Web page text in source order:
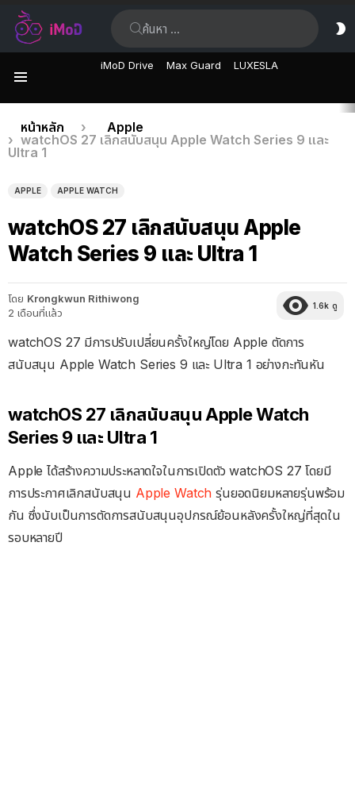
iMoD Drive Max Guard LUXESLA
เรื่อง
ล่าสุด
คุณอยู่ที่นี่:
หน้าหลัก
Apple
watchOS 27 เลิกสนับสนุน Apple Watch Series 9 และ
Ultra 1
APPLE APPLE WATCH
watchOS 27 เลิกสนับสนุน Apple
Watch Series 9 และ Ultra 1
โดย Krongkwun Rithiwong
2 เดือนที่แล้ว
1.6k ดู
watchOS 27 มีการปรับเปลี่ยนครั้งใหญ่โดย Apple ตัดการ
สนับสนุน Apple Watch Series 9 และ Ultra 1 อย่างกะทันหัน
watchOS 27 เลิกสนับสนุน Apple Watch
Series 9 และ Ultra 1
Apple ได้สร้างความประหลาดใจในการเปิดตัว watchOS 27 โดยมี
การประกาศเลิกสนับสนุน Apple Watch รุ่นยอดนิยมหลายรุ่นพร้อม
กัน ซึ่งนับเป็นการตัดการสนับสนุนอุปกรณ์ย้อนหลังครั้งใหญ่ที่สุดใน
รอบหลายปี